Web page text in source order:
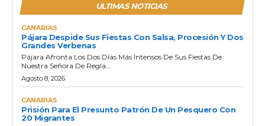
ULTIMAS NOTICIAS
CANARIAS
Pájara Despide Sus Fiestas Con Salsa, Procesión Y Dos
Grandes Verbenas
Pájara Afronta Los Dos Días Más Intensos De Sus Fiestas De
Nuestra Señora De Regla...
Agosto 8, 2026
CANARIAS
Prisión Para El Presunto Patrón De Un Pesquero Con
20 Migrantes